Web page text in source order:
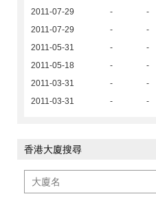
2011-07-29
- -
2011-07-29
- -
2011-05-31
- -
2011-05-18
- -
2011-03-31
- -
2011-03-31
- -
香港大廈搜尋